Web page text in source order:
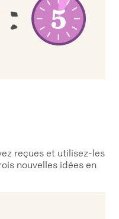
reçues et utilisez-les
nouvelles idées en